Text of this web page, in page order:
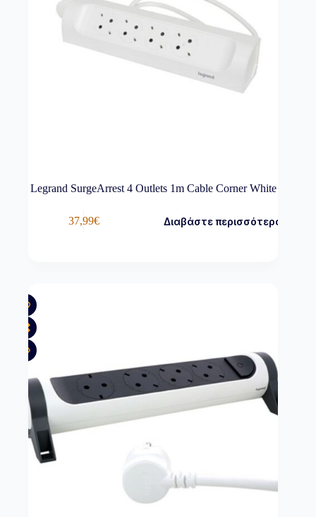
Legrand SurgeArrest 4 Outlets 1m Cable Corner White
37,99€ Διαβάστε περισσότερα